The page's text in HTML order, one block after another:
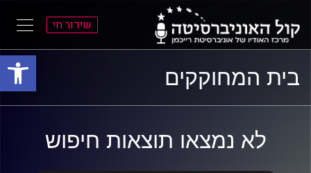
פתח
התפריט
הראשי
התוכן
הראשי
שידור חי
בית המחוקקים
לא נמצאו תוצאות חיפוש